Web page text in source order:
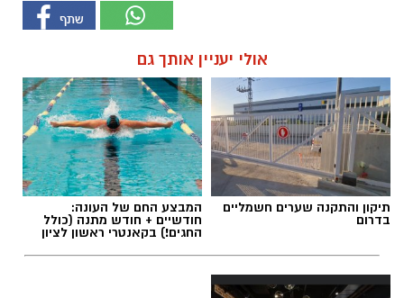
אולי יעניין אותך גם
תיקון והתקנה שערים חשמליים
בדרום
המבצע החם של העונה:
חודשיים + חודש מתנה (כולל
החגים!) בקאנטרי ראשון לציון